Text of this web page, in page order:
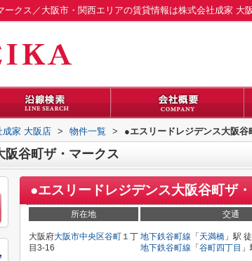
クス／大阪市・関西エリアの賃貸情報は株式会社成家 大
成家 大阪店 > 物件一覧 > ●エスリードレジデンス大阪谷
阪谷町ザ・マークス
●エスリードレジデンス大阪谷町ザ
所在地 交通
大阪府大阪市中央区谷町 １丁
目3-16
地下鉄谷町線 「 天満橋 」駅
地下鉄谷町線 「 谷町四丁目